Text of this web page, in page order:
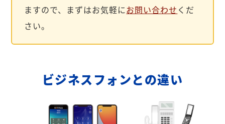
ますので、まずはお気軽にお問い合わせ くだ
さい。
ビジネスフォンとの違い